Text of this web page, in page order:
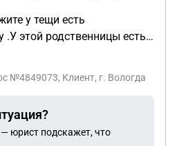
у тещи есть
Раньше они
никого нету живет
соседка оказывает на ее
документы на квартиру
№4849073, Клиент, г. Вологда
юрист подскажет, что